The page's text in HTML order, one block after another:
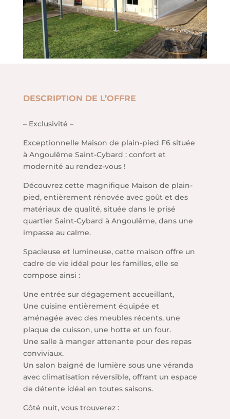
DESCRIPTION DE L’OFFRE
– Exclusivité –
Exceptionnelle Maison de plain-pied F6 située
à Angoulême Saint-Cybard : confort et
modernité au rendez-vous !
Découvrez cette magnifique Maison de plain-
pied, entièrement rénovée avec goût et des
matériaux de qualité, située dans le prisé
quartier Saint-Cybard à Angoulême, dans une
impasse au calme.
Spacieuse et lumineuse, cette maison offre un
cadre de vie idéal pour les familles, elle se
compose ainsi :
Une entrée sur dégagement accueillant,
Une cuisine entièrement équipée et
aménagée avec des meubles récents, une
plaque de cuisson, une hotte et un four.
Une salle à manger attenante pour des repas
conviviaux.
Un salon baigné de lumière sous une véranda
avec climatisation réversible, offrant un espace
de détente idéal en toutes saisons.
Côté nuit, vous trouverez :